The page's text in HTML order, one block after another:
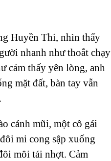
Huyền Thi, nhìn thấy
nhanh như thoắt chạy
cảm thấy yên lòng, anh
mặt đất, bàn tay vẫn
cánh mũi, một cô gái
mi cong sập xuống
môi tái nhợt. Cảm